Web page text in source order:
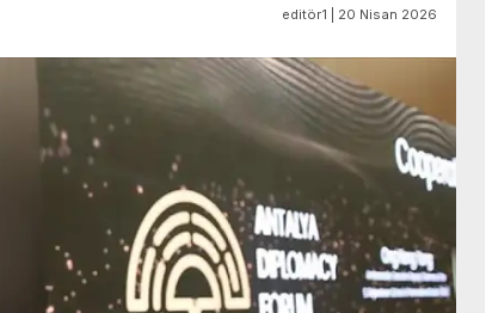
editör1 | 20 Nisan 2026